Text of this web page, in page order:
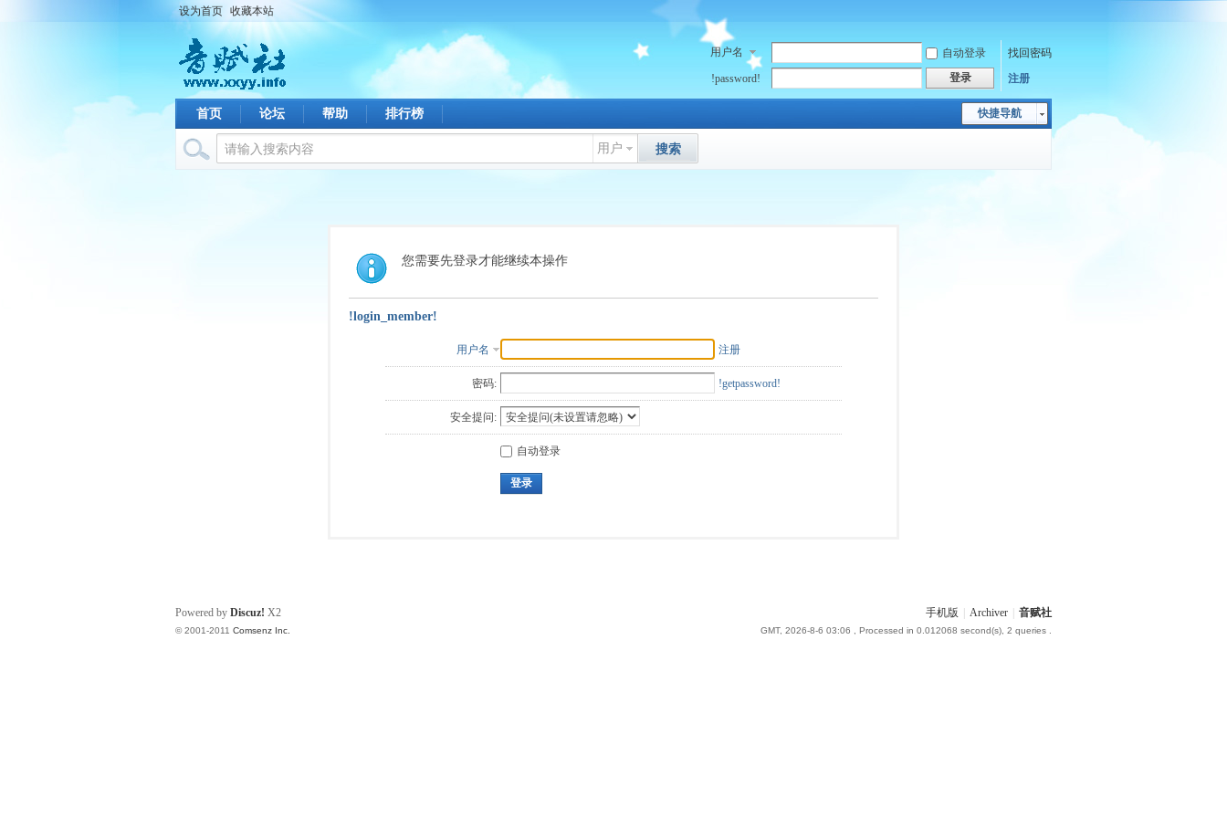
设为首页 收藏本站
用户名 自动登录
找回密码
!password!
登录 注册
快捷导航
首页 论坛 帮助 排行榜
用户 搜索
您需要先登录才能继续本操作
!login_member!
用户名 注册
密码: !getpassword!
安全提问:
自动登录
登录
手机版 Archiver 音赋社
GMT, 2026-8-6 03:06 , Processed in 0.012068 second(s), 2 queries .
Powered by Discuz! X2
© 2001-2011 Comsenz Inc.